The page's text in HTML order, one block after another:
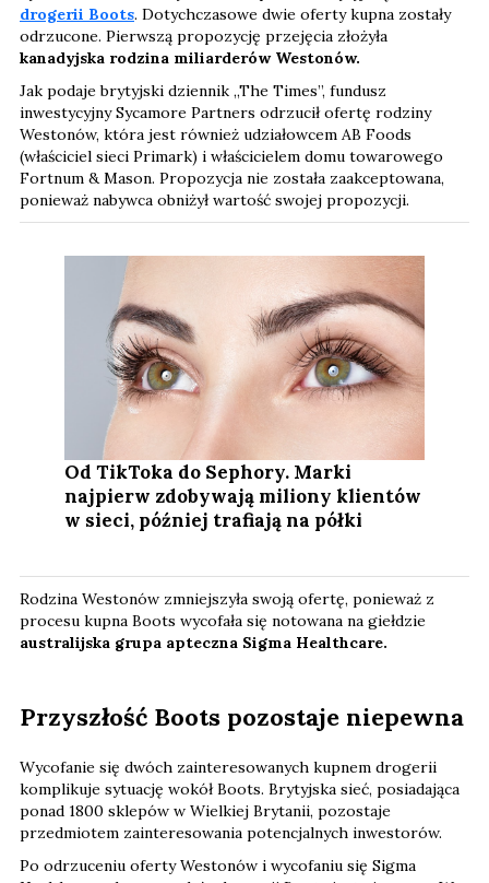
drogerii Boots. Dotychczasowe dwie oferty kupna zostały
odrzucone. Pierwszą propozycję przejęcia złożyła
kanadyjska rodzina miliarderów Westonów.
Jak podaje brytyjski dziennik „The Times”, fundusz
inwestycyjny Sycamore Partners odrzucił ofertę rodziny
Westonów, która jest również udziałowcem AB Foods
(właściciel sieci Primark) i właścicielem domu towarowego
Fortnum & Mason. Propozycja nie została zaakceptowana,
ponieważ nabywca obniżył wartość swojej propozycji.
Od TikToka do Sephory. Marki
najpierw zdobywają miliony klientów
w sieci, później trafiają na półki
Rodzina Westonów zmniejszyła swoją ofertę, ponieważ z
procesu kupna Boots wycofała się notowana na giełdzie
australijska grupa apteczna Sigma Healthcare.
Przyszłość Boots pozostaje niepewna
Wycofanie się dwóch zainteresowanych kupnem drogerii
komplikuje sytuację wokół Boots. Brytyjska sieć, posiadająca
ponad 1800 sklepów w Wielkiej Brytanii, pozostaje
przedmiotem zainteresowania potencjalnych inwestorów.
Po odrzuceniu oferty Westonów i wycofaniu się Sigma